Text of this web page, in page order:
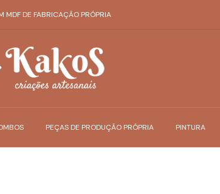
MDF DE FABRICAÇÃO PRÓPRIA
PEÇAS DE PRODUÇÃO PRÓPRIA PINTURA